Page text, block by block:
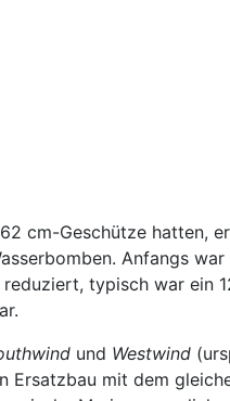
cm-Geschütze hatten,
Anfangs
typisch war ein
und Westwind
Ersatzbau mit dem